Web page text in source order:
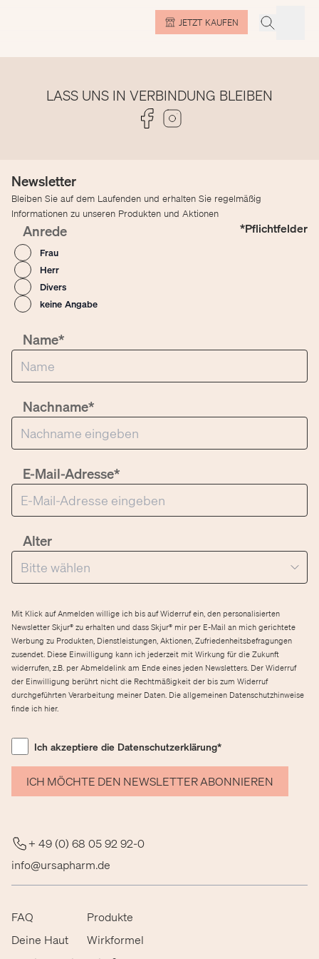
JETZT KAUFEN
LASS UNS IN VERBINDUNG BLEIBEN
Folge uns auf Facebook
Folge uns auf Instagram
Newsletter
Bleiben Sie auf dem Laufenden und erhalten Sie regelmäßig
Informationen zu unseren Produkten und Aktionen
Anrede
Frau
Herr
Divers
keine Angabe
*Pflichtfelder
Name*
Nachname*
E-Mail-Adresse*
Alter
Mit Klick auf Anmelden willige ich bis auf Widerruf ein, den personalisierten
Newsletter Skjur® zu erhalten und dass Skjur® mir per E-Mail an mich gerichtete
Werbung zu Produkten, Dienstleistungen, Aktionen, Zufriedenheitsbefragungen
zusendet. Diese Einwilligung kann ich jederzeit mit Wirkung für die Zukunft
widerrufen, z.B. per Abmeldelink am Ende eines jeden Newsletters. Der Widerruf
der Einwilligung berührt nicht die Rechtmäßigkeit der bis zum Widerruf
durchgeführten Verarbeitung meiner Daten. Die allgemeinen Datenschutzhinweise
finde ich hier.
Ich akzeptiere die Datenschutzerklärung*
ICH MÖCHTE DEN NEWSLETTER ABONNIEREN
+ 49 (0) 68 05 92 92-0
info@ursapharm.de
FAQ
Deine Haut
Produkte
Wirkformel